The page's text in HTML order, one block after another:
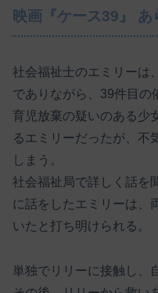
映画『ケース39』 あ
社会福祉士のエミリーは
でありながら、39件目の
育児放棄の疑いのある少
るエミリーだったが、不
しまう。
社会福祉局で詳しく話を
に話をしたエミリーは、
いたと打ち明けられる。
単独でリリーに接触し、